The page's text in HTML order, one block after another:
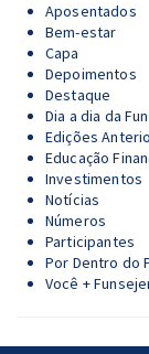
Aposentados
Bem-estar
Capa
Depoimentos
Destaque
Dia a dia da
Edições
Educação
Investimentos
Notícias
Números
Participantes
Por Dentro do
Você +